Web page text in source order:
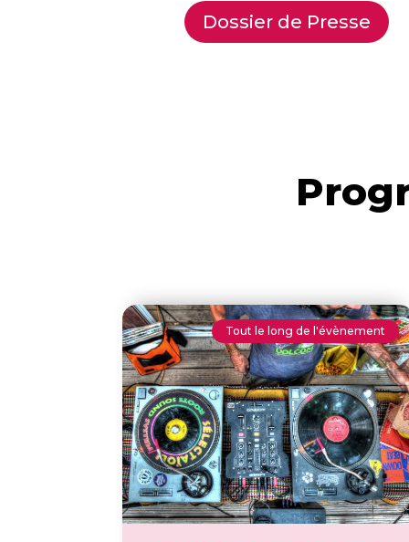
Dossier de Presse
Tout le long de l'évènement